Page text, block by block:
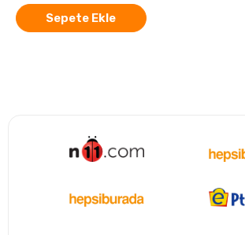
Sepete Ekle